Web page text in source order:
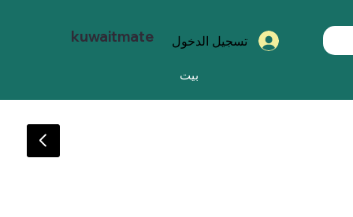
بيت
kuwaitmate تسجيل الدخول